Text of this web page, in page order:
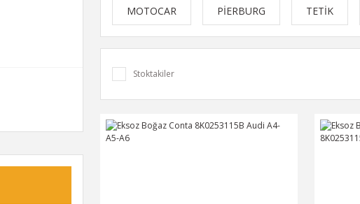
MOTOCAR PİERBURG TETİK
Stoktakiler